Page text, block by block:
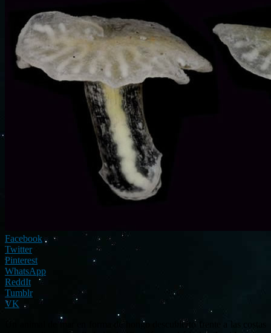
Facebook
Twitter
Pinterest
WhatsApp
ReddIt
Tumblr
VK
Un animal de mar en forma de hongo descubierto frente a las costas